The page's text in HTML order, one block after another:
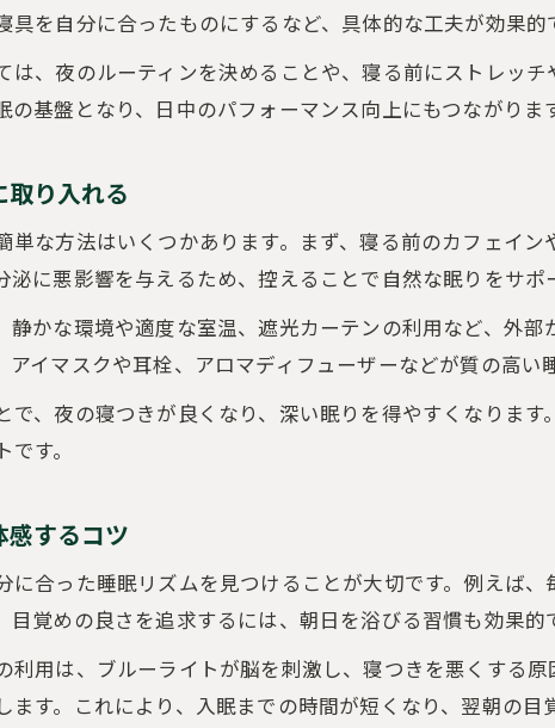
快眠を促すための夜のリラックス習慣と睡眠改善
睡眠改善を意識した食事や運動のポイント
睡眠の質向上のために避けたい生活習慣と対策法
質の良い睡眠を支える日常のセルフケア術
成長ホルモン活用で眠りの質を高める
睡眠改善で成長ホルモンを効率的に分泌させる方
最初の3時間を深く眠る睡眠改善の重要ポイント
睡眠の質を上げる方法で痩せ体質を目指す習慣
睡眠改善と成長ホルモンの関係性をわかりやすく
睡眠改善で日中の集中力とやる気を高める秘訣
睡眠の質を高めて疲労回復を効率化するポイント
睡眠改善がもたらすメンタルヘルスの安定効果
日中のパフォーマンス向上を叶える睡眠改善法
睡眠改善と良質な休息でストレスをコントロール
を自分に合ったものにするなど、具体的な工夫が効果的
、夜のルーティンを決めることや、寝る前にストレッ
基盤となり、日中のパフォーマンス向上にもつながります
り入れる
な方法はいくつかあります。まず、寝る前のカフェイ
に悪影響を与えるため、控えることで自然な眠りをサポ
かな環境や適度な室温、遮光カーテンの利用など、外
イマスクや耳栓、アロマディフューザーなどが質の高い
、夜の寝つきが良くなり、深い眠りを得やすくなります
す。
するコツ
合った睡眠リズムを見つけることが大切です。例えば
覚めの良さを追求するには、朝日を浴びる習慣も効果的
用は、ブルーライトが脳を刺激し、寝つきを悪くする
す。これにより、入眠までの時間が短くなり、翌朝の目